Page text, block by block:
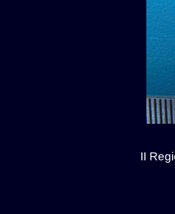
II